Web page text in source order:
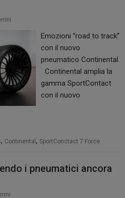
Emozioni “road to track”
con il nuovo
pneumatico Continental.
Continental amplia la
gamma SportContact
con il nuovo
Performance)
selezione di auto
, Continental,SportConctact 7 Force
i pneumatici ancora